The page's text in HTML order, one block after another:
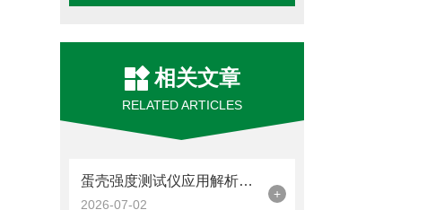
相关文章
RELATED ARTICLES
蛋壳强度测试仪应用解析：禽蛋分级与检测中主流品牌技术报告
2026-07-02
+